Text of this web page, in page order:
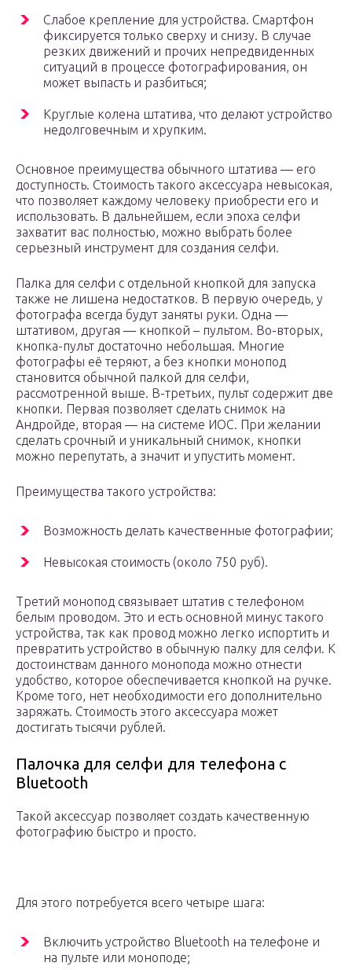
Слабое крепление для устройства. Смартфон
фиксируется только сверху и снизу. В случае
резких движений и прочих непредвиденных
ситуаций в процессе фотографирования, он
может выпасть и разбиться;
Круглые колена штатива, что делают устройство
недолговечным и хрупким.
Основное преимущества обычного штатива — его
доступность. Стоимость такого аксессуара невысокая,
что позволяет каждому человеку приобрести его и
использовать. В дальнейшем, если эпоха селфи
захватит вас полностью, можно выбрать более
серьезный инструмент для создания селфи.
Палка для селфи с отдельной кнопкой для запуска
также не лишена недостатков. В первую очередь, у
фотографа всегда будут заняты руки. Одна —
штативом, другая — кнопкой – пультом. Во-вторых,
кнопка-пульт достаточно небольшая. Многие
фотографы её теряют, а без кнопки монопод
становится обычной палкой для селфи,
рассмотренной выше. В-третьих, пульт содержит две
кнопки. Первая позволяет сделать снимок на
Андройде, вторая — на системе ИОС. При желании
сделать срочный и уникальный снимок, кнопки
можно перепутать, а значит и упустить момент.
Преимущества такого устройства:
Возможность делать качественные фотографии;
Невысокая стоимость (около 750 руб).
Третий монопод связывает штатив с телефоном
белым проводом. Это и есть основной минус такого
устройства, так как провод можно легко испортить и
превратить устройство в обычную палку для селфи. К
достоинствам данного монопода можно отнести
удобство, которое обеспечивается кнопкой на ручке.
Кроме того, нет необходимости его дополнительно
заряжать. Стоимость этого аксессуара может
достигать тысячи рублей.
Палочка для селфи для телефона с
Bluetooth
Такой аксессуар позволяет создать качественную
фотографию быстро и просто.
Для этого потребуется всего четыре шага:
Включить устройство Bluetooth на телефоне и
на пульте или моноподе;